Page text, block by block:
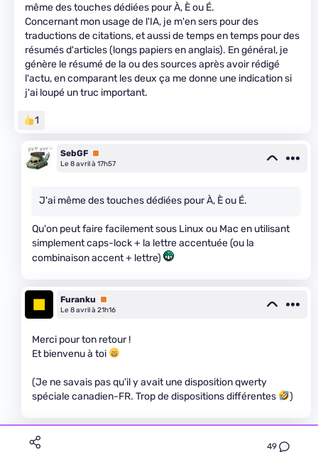
49
même des touches dédiées pour À, È ou É.
Concernant mon usage de l'IA, je m'en sers pour des
traductions de citations, et aussi de temps en temps pour des
résumés d'articles (longs papiers en anglais). En général, je
génère le résumé de la ou des sources après avoir rédigé
l'actu, en comparant les deux ça me donne une indication si
j'ai loupé un truc important.
1
SebGF Premium
Le 8 avril à 17h57
J'ai même des touches dédiées pour À, È ou É.
Qu'on peut faire facilement sous Linux ou Mac en utilisant
simplement caps-lock + la lettre accentuée (ou la
combinaison accent + lettre)
Furanku
Premium
Le 8 avril à 21h16
Merci pour ton retour !
Et bienvenu à toi
(Je ne savais pas qu'il y avait une disposition qwerty
spéciale canadien-FR. Trop de dispositions différentes
)